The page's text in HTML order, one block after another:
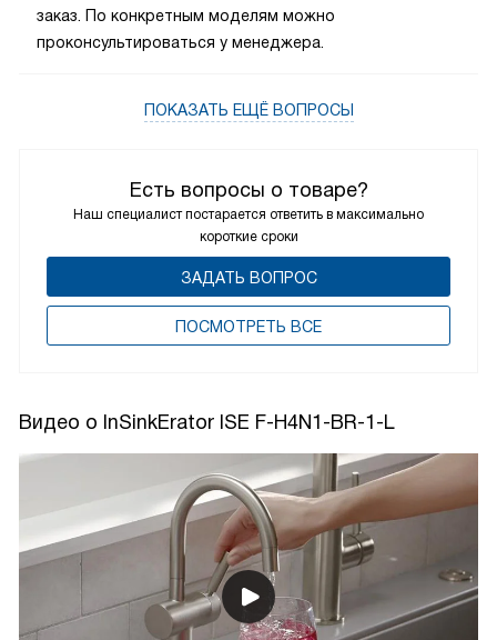
Есть вопросы о товаре?
Наш специалист постарается ответить в максимально
короткие сроки
ЗАДАТЬ ВОПРОС
ПОCМОТРЕТЬ ВСЕ
заказ. По конкретным моделям можно
проконсультироваться у менеджера.
ПОКАЗАТЬ ЕЩЁ ВОПРОСЫ
Видео о InSinkErator ISE F-H4N1-BR-1-L